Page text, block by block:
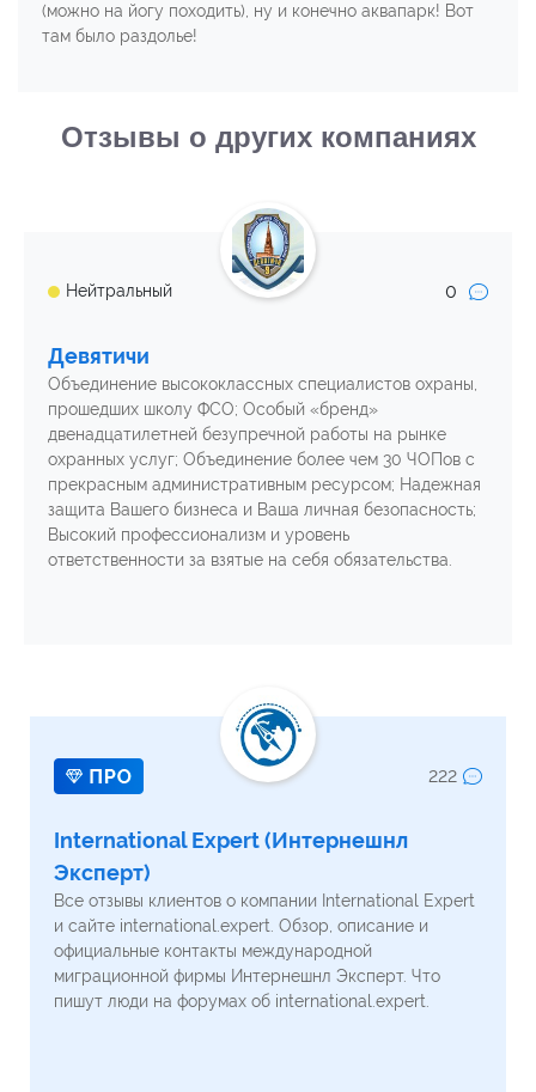
(можно на йогу походить), ну и конечно аквапарк! Вот
там было раздолье!
Отзывы о других компаниях
Нейтральный 0
Девятичи
Объединение высококлассных специалистов охраны,
прошедших школу ФСО; Особый «бренд»
двенадцатилетней безупречной работы на рынке
охранных услуг; Объединение более чем 30 ЧОПов с
прекрасным административным ресурсом; Надежная
защита Вашего бизнеса и Ваша личная безопасность;
Высокий профессионализм и уровень
ответственности за взятые на себя обязательства.
222
International Expert (Интернешнл
Эксперт)
Все отзывы клиентов о компании International Expert
и сайте international.expert. Обзор, описание и
официальные контакты международной
миграционной фирмы Интернешнл Эксперт. Что
пишут люди на форумах об international.expert.